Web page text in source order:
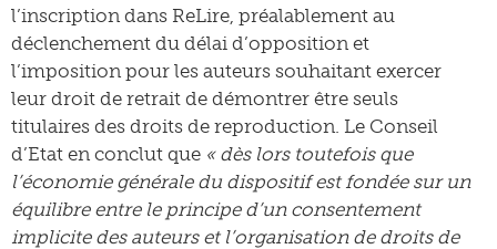
l’inscription dans ReLire, préalablement au
déclenchement du délai d’opposition et
l’imposition pour les auteurs souhaitant exercer
leur droit de retrait de démontrer être seuls
titulaires des droits de reproduction. Le Conseil
d’Etat en conclut que « dès lors toutefois que
l’économie générale du dispositif est fondée sur un
équilibre entre le principe d’un consentement
implicite des auteurs et l’organisation de droits de